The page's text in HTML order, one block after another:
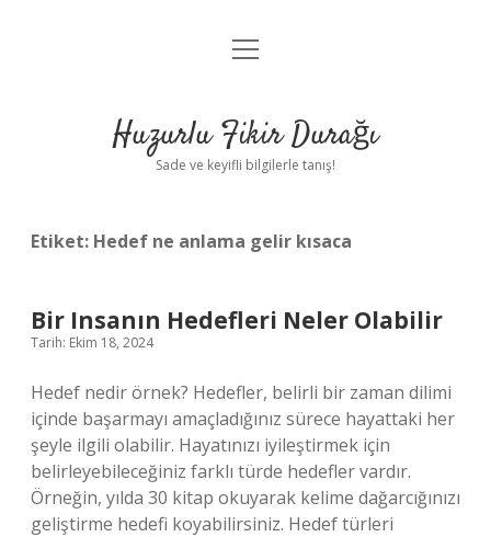
Anasayfa
Yasal Uyarı
menüyü
Huzurlu Fikir Durağı
Sade ve keyifli bilgilerle tanış!
Etiket: Hedef ne anlama gelir kısaca
Bir Insanın Hedefleri Neler Olabilir
Tarih: Ekim 18, 2024
Hedef nedir örnek? Hedefler, belirli bir zaman dilimi
içinde başarmayı amaçladığınız sürece hayattaki her
şeyle ilgili olabilir. Hayatınızı iyileştirmek için
belirleyebileceğiniz farklı türde hedefler vardır.
Örneğin, yılda 30 kitap okuyarak kelime dağarcığınızı
geliştirme hedefi koyabilirsiniz. Hedef türleri